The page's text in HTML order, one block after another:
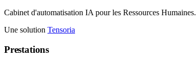
Cabinet d'automatisation IA pour les Ressources Humaines.
Une solution Tensoria
Prestations